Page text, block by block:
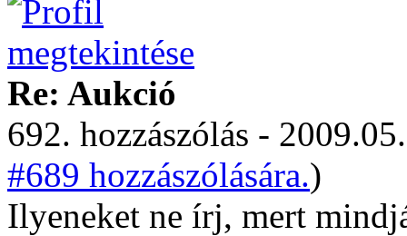
Re: Aukció
692. hozzászólás -
#689 hozzászólására.)
Ilyeneket ne írj, mert